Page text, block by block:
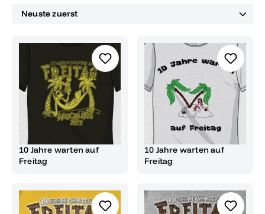
10 Jahre warten auf
Freitag
10 Jahre warten auf
Freitag